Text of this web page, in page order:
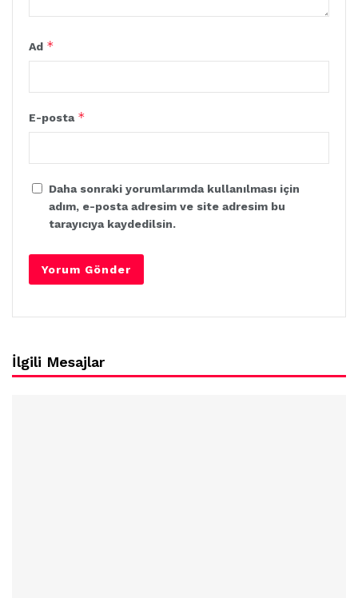
Ad *
E-posta *
Daha sonraki yorumlarımda kullanılması için
adım, e-posta adresim ve site adresim bu
tarayıcıya kaydedilsin.
İlgili Mesajlar